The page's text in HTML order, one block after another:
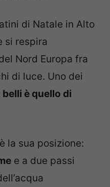
di Natale in Alto
si respira
Nord Europa fra
di luce. Uno dei
è quello di
la sua posizione:
e a due passi